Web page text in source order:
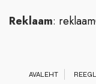
Reklaam:
AVALEHT